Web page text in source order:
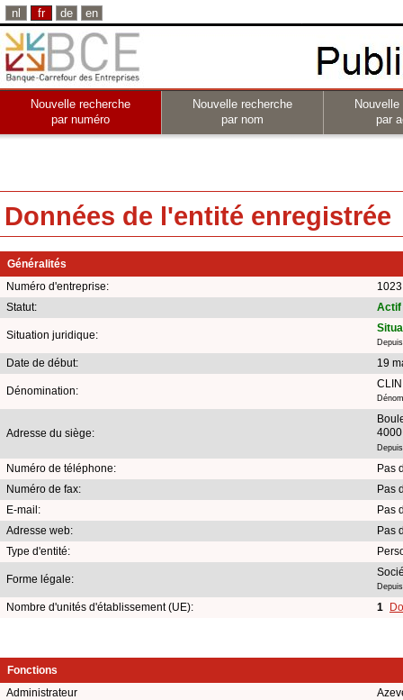
nl fr de en
Nouvelle recherche
par numéro
Nouvelle recherche
par nom
par
Données de l'entité enregistrée
Généralités
Numéro d'entreprise:
Statut:
Actif
Situation juridique:
Date de début: 19
Dénomination:
Adresse du siège:
Numéro de téléphone:
Pas
Numéro de fax:
Pas
E-mail:
Pas
Adresse web:
Pas
Type d'entité:
Forme légale:
Nombre d'unités d'établissement (UE): 1
Fonctions
Administrateur